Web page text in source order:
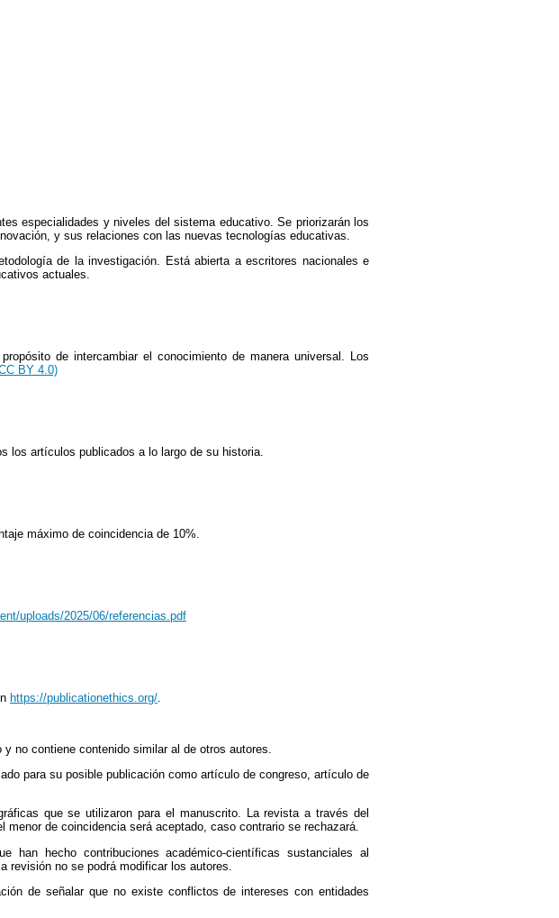
especialidades y niveles del sistema educativo. Se priorizarán los
y sus relaciones con las nuevas tecnologías educativas.
de la investigación. Está abierta a escritores nacionales e
actuales.
de intercambiar el conocimiento de manera universal. Los
BY 4.0)
los artículos publicados a lo largo de su historia.
máximo de coincidencia de 10%.
uploads/2025/06/referencias.pdf
https://publicationethics.org/
no contiene contenido similar al de otros autores.
para su posible publicación como artículo de congreso, artículo de
que se utilizaron para el manuscrito. La revista a través del
de coincidencia será aceptado, caso contrario se rechazará.
hecho contribuciones académico-científicas sustanciales al
revisión no se podrá modificar los autores.
de señalar que no existe conflictos de intereses con entidades